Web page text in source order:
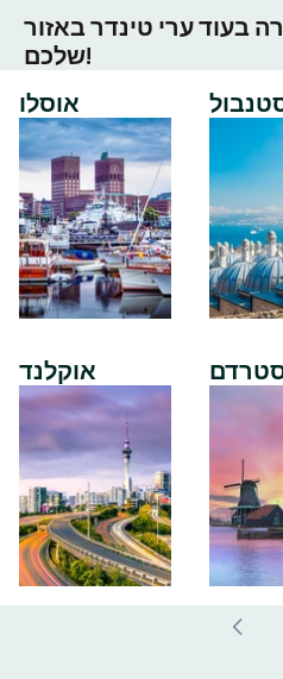
בעוד ערי טינדר באזור
שלכם!
אוסלו
אוקלנד